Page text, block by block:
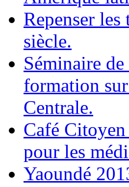
Repenser
siècle.
Séminaire
formation
Centrale.
Café
pour les
Yaoundé